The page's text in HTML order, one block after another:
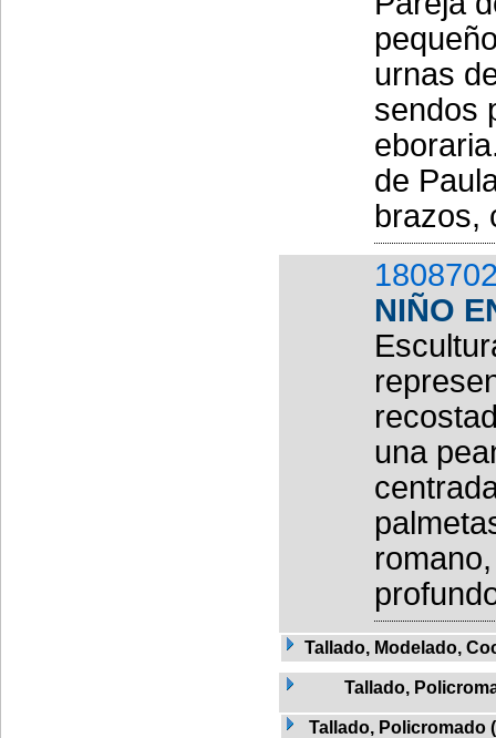
urnas
sendos
de
brazos,
NIÑO
una
Tallado, Modelado,
Tallado,
Tallado, Policromado